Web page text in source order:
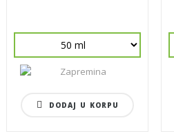
DODAJ U KORPU